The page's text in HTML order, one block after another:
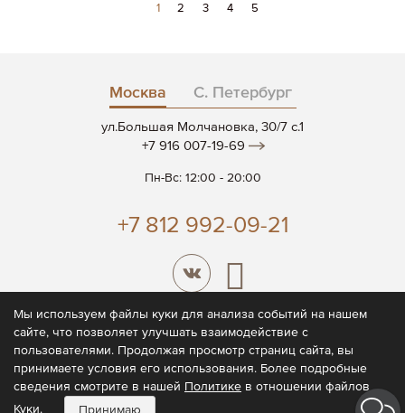
Вы
1 Страница
2 Страница
3 Страница
4 Страница
5
Москва С. Петербург
ул.Большая Молчановка, 30/7 c.1
+7 916 007-19-69
Пн-Вс: 12:00 - 20:00
+7 812 992-09-21
Политика конфиденциальности
Пользовательское соглашение
Мы используем файлы куки для анализа событий на нашем
сайте, что позволяет улучшать взаимодействие с
пользователями. Продолжая просмотр страниц сайта, вы
принимаете условия его использования. Более подробные
сведения смотрите в нашей Политике в отношении файлов
Куки.
Принимаю